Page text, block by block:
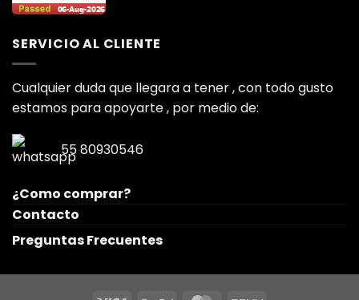
SERVICIO AL CLIENTE
Cualquier duda que llegara a tener , con todo gusto
estamos para apoyarte , por medio de:
55 80930546
¿Como comprar?
Contacto
Preguntas Frecuentes